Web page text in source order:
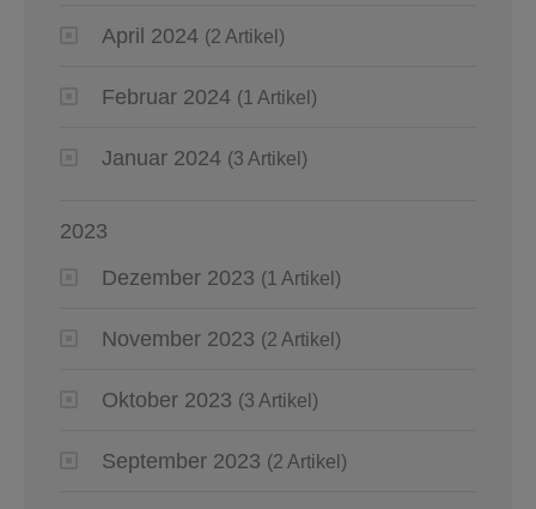
April 2024 (2 Artikel)
Februar 2024 (1 Artikel)
Januar 2024 (3 Artikel)
2023
Dezember 2023 (1 Artikel)
November 2023 (2 Artikel)
Oktober 2023 (3 Artikel)
September 2023 (2 Artikel)